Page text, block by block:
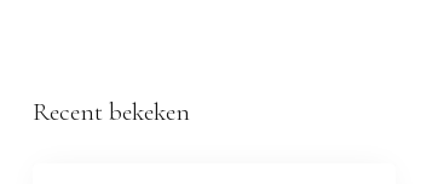
Recent bekeken